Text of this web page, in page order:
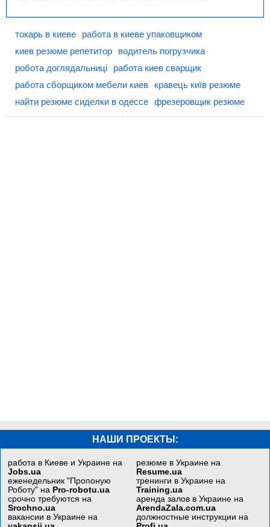
токарь в киеве
работа в киеве упаковщиком
киев резюме репетитор
водитель погрузчика
робота доглядальниці
работа киев сварщик
работа сборщиком мебели киев
кравець київ резюме
найти резюме сиделки в одессе фрезеровщик резюме
НАШИ ПРОЕКТЫ:
работа в Киеве и Украине на
Jobs.ua
еженедельник "Пропоную
Роботу" на Pro-robotu.ua
срочно требуются на
Srochno.ua
вакансии в Украине на
резюме в Украине на
Resume.ua
тренинги в Украине на
Training.ua
аренда залов в Украине на
ArendaZala.com.ua
должностные инструкции на